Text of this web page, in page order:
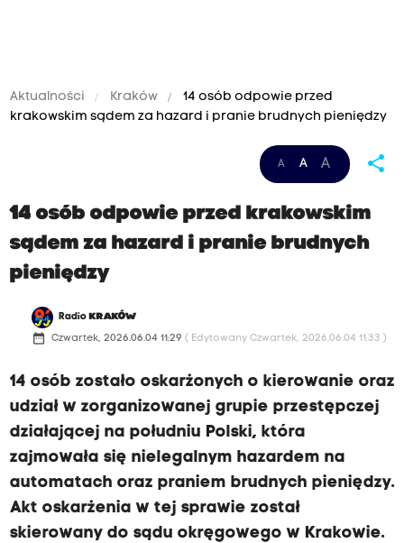
Aktualności Kraków
14 osób odpowie przed
krakowskim sądem za hazard i pranie brudnych pieniędzy
A A A share
14 osób odpowie przed krakowskim
sądem za hazard i pranie brudnych
pieniędzy
Radio KRAKÓW
date_range Czwartek, 2026.06.04 11:29 ( Edytowany Czwartek, 2026.06.04 11:33 )
14 osób zostało oskarżonych o kierowanie oraz
udział w zorganizowanej grupie przestępczej
działającej na południu Polski, która
zajmowała się nielegalnym hazardem na
automatach oraz praniem brudnych pieniędzy.
Akt oskarżenia w tej sprawie został
skierowany do sądu okręgowego w Krakowie.